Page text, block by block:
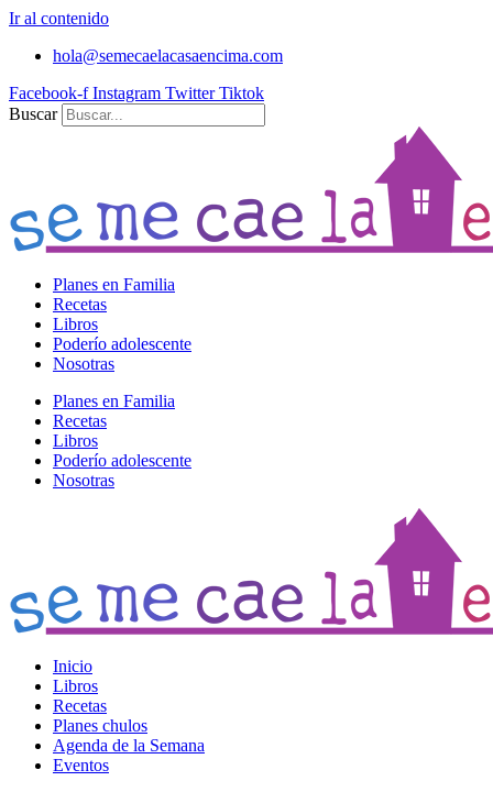
Ir al contenido
hola@semecaelacasaencima.com
Facebook-f Instagram Twitter Tiktok
Buscar
Planes en Familia
Recetas
Libros
Poderío adolescente
Nosotras
Planes en Familia
Recetas
Libros
Poderío adolescente
Nosotras
Inicio
Libros
Recetas
Planes chulos
Agenda de la Semana
Eventos